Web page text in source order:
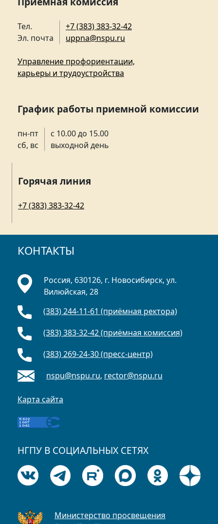
Тел.
Эл. почта
+7 (383) 383-32-42
uppna@nspu.ru
Управление профориентации,
карьеры и трудоустройства
График работы приемной комиссии
пн-пт
сб, вс
с 10.00 до 15.00
выходной день
Горячая линия
+7 (383) 383-32-42
КОНТАКТЫ
Россия, 630126, г. Новосибирск, ул.
Вилюйская, 28
(383) 244-11-61 (приёмная ректора)
(383) 383-32-42 (приёмная комиссия)
(383) 269-24-30 (пресс-центр)
nspu@nspu.ru, rector@nspu.ru
Карта сайта
НГПУ В СОЦИАЛЬНЫХ СЕТЯХ
Министерство просвещения